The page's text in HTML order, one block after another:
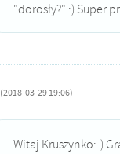
"dorosły?" :) Super
(2018-03-29 19:06)
Witaj Kruszynko:-)